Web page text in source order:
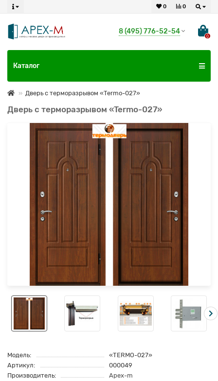
0
0
8 (495) 776-52-54
0
Каталог
Дверь с терморазрывом «Termo-027»
Дверь с терморазрывом «Termo-027»
Модель:
«TERMO-027»
Артикул:
000049
Производитель:
Apex-m